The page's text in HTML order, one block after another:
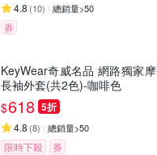
4.8 (10) 總銷量>50
券
KeyWear奇威名品 網路獨家
長袖外套(共2色)-咖啡色
$618 5折
4.8 (8) 總銷量>50
限時下殺 券